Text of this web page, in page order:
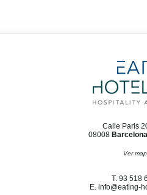
Calle Paris
08008 Barcelona
Ver
T. 93 518
E. info@eating-